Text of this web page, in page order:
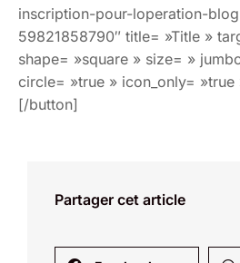
inscription-pour-loperation-
59821858790″ title= »Title »
shape= »square » size= »
circle= »true » icon_only= »true
[/button]
Partager cet article